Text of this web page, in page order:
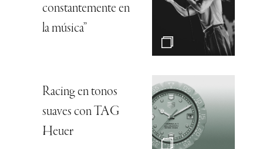
constantemente en
la música”
Racing en tonos
suaves con TAG
Heuer